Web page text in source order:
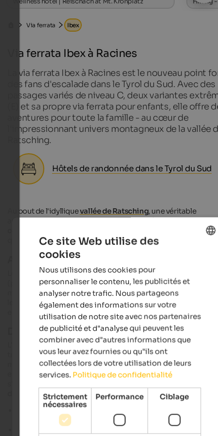
Via ferrata Ibex
Via ferrata Ibex à Racines
La via ferrata Ibex à Racines est le nouveau point
des fans d'escalade dans le Tyrol du Sud. Avec des
passages variés de niveau C, deux variantes
(E) et sa propre via ferrata pour enfants, elle offre
aventures pour toute la famille - au cœur de
l'impressionnant univers montagneux de la vallée
Ratsching.
Hôtels de randonnée dans le Tyrol du Sud
Au bout de l'idylliquevallée de Ratsching, une véritable
, elle enthousiasme aussi bien les
que les fans de via ferrata expérimentés.
Accès & point de départ
Le point de départ est lePulvererhofà Innerratschings
(parking disponible). De là, on atteint le départ en seulement
minutes. Ceux qui arrivent en transports en commun
bus 319de Vipiteno jusqu'à l'arrêt Larchhof et marchent
ensuite environ 20 minutes.
Description de l'itinéraire
L'itinéraire principal est principalement deniveau B/C à C
traverse une forêt abrupte, des formations rocheuses
marquantes et des arêtes aériennes jusqu'à un imposant mur
escarpé. Ceux qui recherchent des sensations fortes peuvent
difficulté E:
Plattenschleicher- une ligne directe au-dessus de la
Ce site Web utilise des
cookies
Nous utilisons des cookies pour
personnaliser le contenu, les publicités et
analyser notre trafic. Nous partageons
également des informations sur votre
utilisation de notre site avec nos partenaires
de publicité et d"analyse qui peuvent les
combiner avec d"autres informations que
vous leur avez fournies ou qu"ils ont
collectées lors de votre utilisation de leurs
services. Politique de confidentialité
Strictement
nécessaires
Performance Ciblage